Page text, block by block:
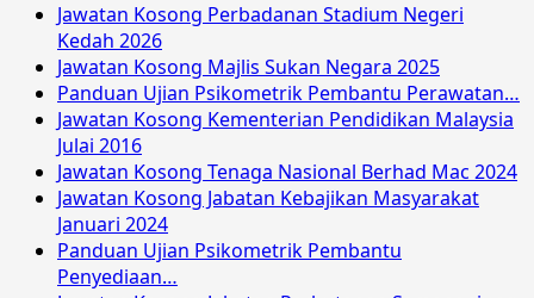
Jawatan Kosong Perbadanan Stadium Negeri
Kedah 2026
Jawatan Kosong Majlis Sukan Negara 2025
Panduan Ujian Psikometrik Pembantu Perawatan…
Jawatan Kosong Kementerian Pendidikan Malaysia
Julai 2016
Jawatan Kosong Tenaga Nasional Berhad Mac 2024
Jawatan Kosong Jabatan Kebajikan Masyarakat
Januari 2024
Panduan Ujian Psikometrik Pembantu
Penyediaan…